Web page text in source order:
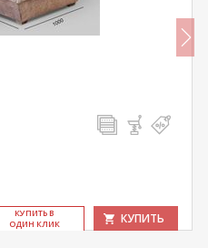
КУ­ПИТЬ В
ОДИН КЛИК
КУПИТЬ